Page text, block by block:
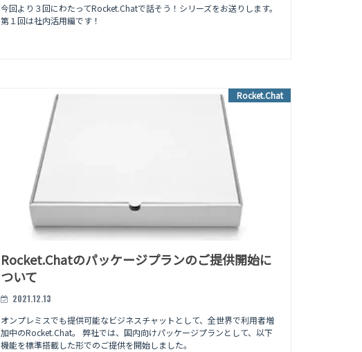
今回より３回にわたってRocket.Chatで話そう！シリーズをお送りします。
第１回は社内活用編です！
Rocket.Chat
Rocket.Chatのパッケージプランのご提供開始に
ついて
2021.12.13
オンプレミスでも提供可能なビジネスチャットとして、全世界で利用者増
加中のRocket.Chat。 弊社では、国内向けパッケージプランとして、以下
機能を標準搭載した形でのご提供を開始しました。